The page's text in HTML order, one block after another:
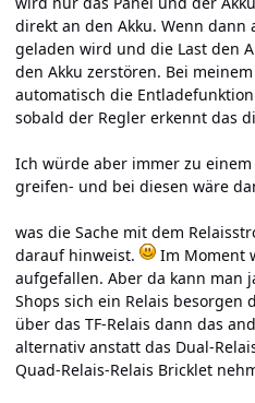
direkt an den Akku. Wenn dann
geladen wird und die Last den
den Akku zerstören. Bei
automatisch die
sobald der Regler erkennt das
Ich würde aber immer zu
greifen- und bei diesen wäre
was die Sache mit dem
darauf hinweist.
Im Moment
aufgefallen. Aber da kann man
Shops sich ein Relais besorgen
über das TF-Relais dann das
alternativ anstatt das Dual-
Quad-Relais-Relais Bricklet